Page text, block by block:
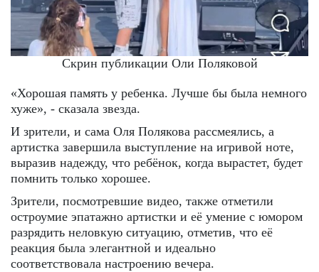
Скрин публикации Оли Поляковой
«Хорошая память у ребенка. Лучше бы была немного
хуже», - сказала звезда.
И зрители, и сама Оля Полякова рассмеялись, а
артистка завершила выступление на игривой ноте,
выразив надежду, что ребёнок, когда вырастет, будет
помнить только хорошее.
Зрители, посмотревшие видео, также отметили
остроумие эпатажно артистки и её умение с юмором
разрядить неловкую ситуацию, отметив, что её
реакция была элегантной и идеально
соответствовала настроению вечера.